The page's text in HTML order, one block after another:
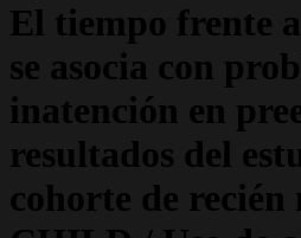
El tiempo frente
se asocia con
inatención en
resultados del
cohorte de recién